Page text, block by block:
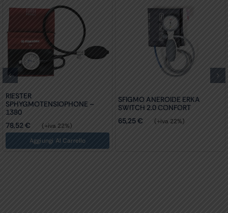
RIESTER
SPHYGMOTENSIOPHONE –
1380
78,52€
(+iva 22%)
Aggiungi Al Carrello
SFIGMO ANEROIDE ERKA
SWITCH 2.0 CONFORT
65,25€ (+iva 22%)